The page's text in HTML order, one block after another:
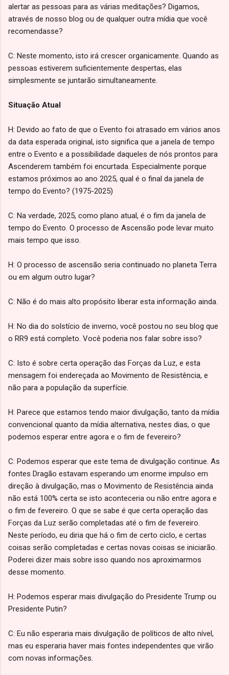
alertar as pessoas para as várias meditações? Digamos,
através de nosso blog ou de qualquer outra mídia que você
recomendasse?
C: Neste momento, isto irá crescer organicamente. Quando as
pessoas estiverem suficientemente despertas, elas
simplesmente se juntarão simultaneamente.
Situação Atual
H: Devido ao fato de que o Evento foi atrasado em vários anos
da data esperada original, isto significa que a janela de tempo
entre o Evento e a possibilidade daqueles de nós prontos para
Ascenderem também foi encurtada. Especialmente porque
estamos próximos ao ano 2025, qual é o final da janela de
tempo do Evento? (1975-2025)
C: Na verdade, 2025, como plano atual, é o fim da janela de
tempo do Evento. O processo de Ascensão pode levar muito
mais tempo que isso.
H: O processo de ascensão seria continuado no planeta Terra
ou em algum outro lugar?
C: Não é do mais alto propósito liberar esta informação ainda.
H: No dia do solstício de inverno, você postou no seu blog que
o RR9 está completo. Você poderia nos falar sobre isso?
C: Isto é sobre certa operação das Forças da Luz, e esta
mensagem foi endereçada ao Movimento de Resistência, e
não para a população da superfície.
H: Parece que estamos tendo maior divulgação, tanto da mídia
convencional quanto da mídia alternativa, nestes dias, o que
podemos esperar entre agora e o fim de fevereiro?
C: Podemos esperar que este tema de divulgação continue. As
fontes Dragão estavam esperando um enorme impulso em
direção à divulgação, mas o Movimento de Resistência ainda
não está 100% certa se isto aconteceria ou não entre agora e
o fim de fevereiro. O que se sabe é que certa operação das
Forças da Luz serão completadas até o fim de fevereiro.
Neste período, eu diria que há o fim de certo ciclo, e certas
coisas serão completadas e certas novas coisas se iniciarão.
Poderei dizer mais sobre isso quando nos aproximarmos
desse momento.
H: Podemos esperar mais divulgação do Presidente Trump ou
Presidente Putin?
C: Eu não esperaria mais divulgação de políticos de alto nível,
mas eu esperaria haver mais fontes independentes que virão
com novas informações.